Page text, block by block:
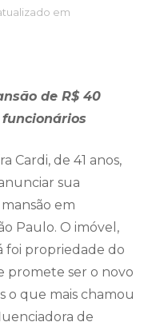
em
de R$ 40
Cardi, de 41 anos,
sua
em
Paulo. O imóvel,
foi propriedade do
promete ser o novo
o que mais chamou
de